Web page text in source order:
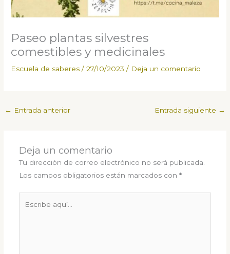
Paseo plantas silvestres
comestibles y medicinales
Escuela de saberes /27/10/2023/ Deja un comentario
← Entrada anterior Entrada siguiente →
Deja un comentario
Tu dirección de correo electrónico no será publicada.
Los campos obligatorios están marcados con *